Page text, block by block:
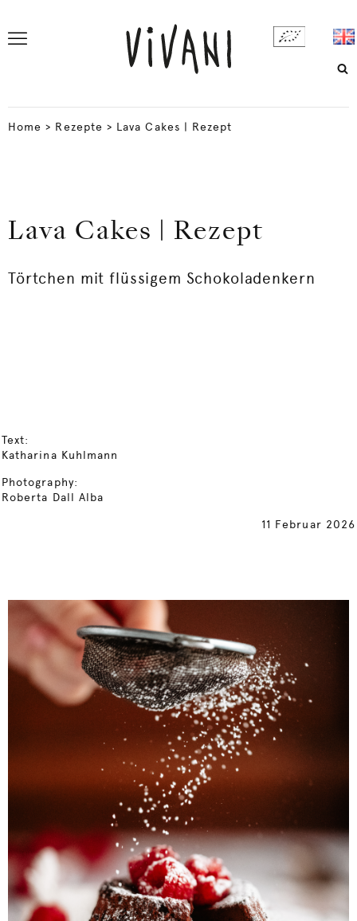
Home > Rezepte > Lava Cakes | Rezept
Lava Cakes | Rezept
Törtchen mit flüssigem Schokoladenkern
Text:
Katharina Kuhlmann
Photography:
Roberta Dall Alba
11 Februar 2026